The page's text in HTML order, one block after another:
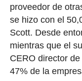
proveedor de
se hizo con el
Scott. Desde
mientras que el
CERO director
47% de la